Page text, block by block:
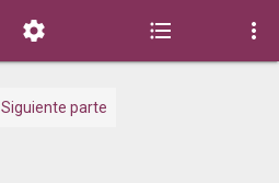
  
Siguiente parte